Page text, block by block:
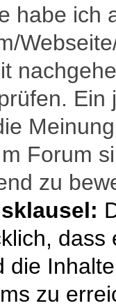
habe ich
Forum
zu
die
zu